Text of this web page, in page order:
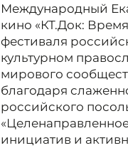
Международный
кино «КТ.Док:
фестиваля
культурном
мирового
благодаря
российского
инициатив и